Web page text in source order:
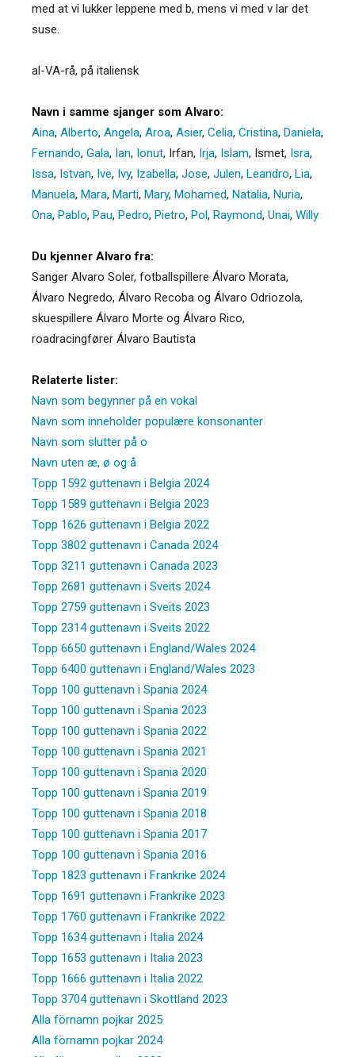
med at vi lukker leppene med b, mens vi med v lar det
suse.
al-VA-rå, på italiensk
Navn i samme sjanger som Alvaro:
Aina, Alberto, Angela, Aroa, Asier, Celia, Cristina, Daniela,
Fernando, Gala, Ian, Ionut, Irfan, Irja, Islam, Ismet, Isra,
Issa, Istvan, Ive, Ivy, Izabella, Jose, Julen, Leandro, Lia,
Manuela, Mara, Marti, Mary, Mohamed, Natalia, Nuria,
Ona, Pablo, Pau, Pedro, Pietro, Pol, Raymond, Unai, Willy
Du kjenner Alvaro fra:
Sanger Alvaro Soler, fotballspillere Álvaro Morata,
Álvaro Negredo, Álvaro Recoba og Álvaro Odriozola,
skuespillere Álvaro Morte og Álvaro Rico,
roadracingfører Álvaro Bautista
Relaterte lister:
Navn som begynner på en vokal
Navn som inneholder populære konsonanter
Navn som slutter på o
Navn uten æ, ø og å
Topp 1592 guttenavn i Belgia 2024
Topp 1589 guttenavn i Belgia 2023
Topp 1626 guttenavn i Belgia 2022
Topp 3802 guttenavn i Canada 2024
Topp 3211 guttenavn i Canada 2023
Topp 2681 guttenavn i Sveits 2024
Topp 2759 guttenavn i Sveits 2023
Topp 2314 guttenavn i Sveits 2022
Topp 6650 guttenavn i England/Wales 2024
Topp 6400 guttenavn i England/Wales 2023
Topp 100 guttenavn i Spania 2024
Topp 100 guttenavn i Spania 2023
Topp 100 guttenavn i Spania 2022
Topp 100 guttenavn i Spania 2021
Topp 100 guttenavn i Spania 2020
Topp 100 guttenavn i Spania 2019
Topp 100 guttenavn i Spania 2018
Topp 100 guttenavn i Spania 2017
Topp 100 guttenavn i Spania 2016
Topp 1823 guttenavn i Frankrike 2024
Topp 1691 guttenavn i Frankrike 2023
Topp 1760 guttenavn i Frankrike 2022
Topp 1634 guttenavn i Italia 2024
Topp 1653 guttenavn i Italia 2023
Topp 1666 guttenavn i Italia 2022
Topp 3704 guttenavn i Skottland 2023
Alla förnamn pojkar 2025
Alla förnamn pojkar 2024